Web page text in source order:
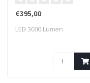
€395,00
LED 3000 Lumen